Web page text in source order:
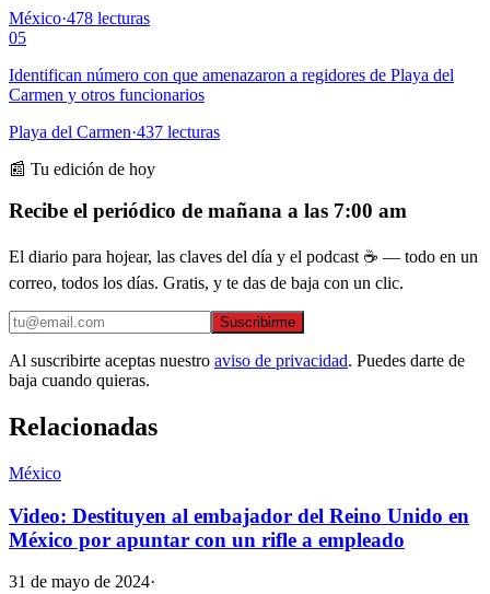
México·478 lecturas
05
Identifican número con que amenazaron a regidores de Playa del
Carmen y otros funcionarios
Playa del Carmen·437 lecturas
📰 Tu edición de hoy
Recibe el periódico de mañana a las 7:00 am
El diario para hojear, las claves del día y el podcast ☕ — todo en un
correo, todos los días. Gratis, y te das de baja con un clic.
Suscribirme
Al suscribirte aceptas nuestro aviso de privacidad. Puedes darte de
baja cuando quieras.
Relacionadas
México
Video: Destituyen al embajador del Reino Unido en
México por apuntar con un rifle a empleado
31 de mayo de 2024·